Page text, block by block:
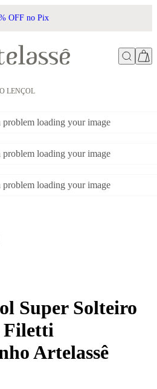
OFF no Pix
LENÇOL
problem loading your image
problem loading your image
problem loading your image
Super Solteiro
Filetti
Artelassê